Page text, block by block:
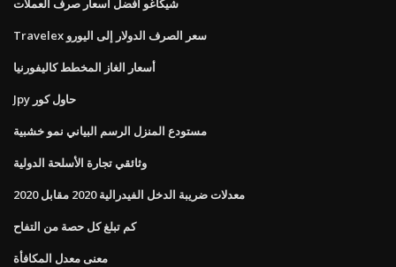
شيكاغو أفضل أسعار صرف العملات
Travelex سعر الصرف الدولار إلى اليورو
أسعار الغاز المخطط كاليفورنيا
Jpy حاول كور
مستودع المنزل الرسم البياني نمو خشبية
وثائقي تجارة الأسلحة الدولية
معدلات ضريبة الدخل الفيدرالية 2020 مقابل 2020
كم تبلغ كل حصة من التفاح
معنى معدل المكافأة